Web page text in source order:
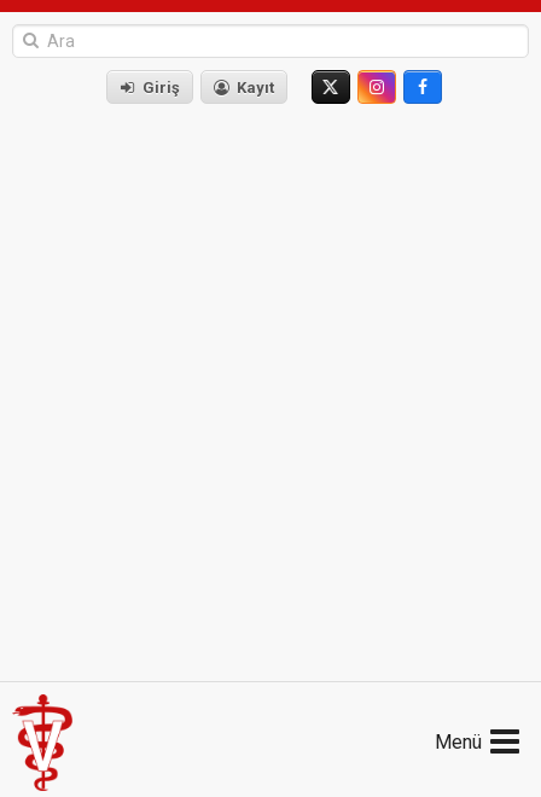
Giriş Kayıt
Menü